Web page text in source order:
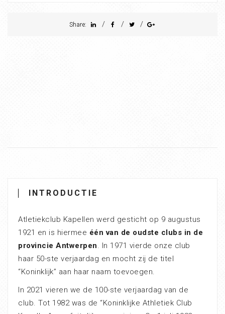
Share: / / /
INTRODUCTIE
Atletiekclub Kapellen werd gesticht op 9 augustus
1921 en is hiermee één van de oudste clubs in de
provincie Antwerpen. In 1971 vierde onze club
haar 50-ste verjaardag en mocht zij de titel
“Koninklijk” aan haar naam toevoegen.
In 2021 vieren we de 100-ste verjaardag van de
club. Tot 1982 was de “Koninklijke Athletiek Club